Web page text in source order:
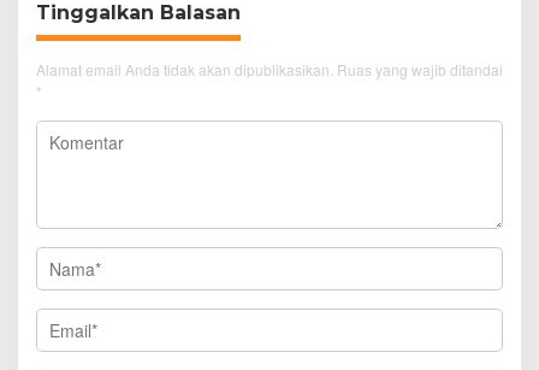
Tinggalkan Balasan
Alamat email Anda tidak akan dipublikasikan. Ruas yang wajib ditandai
*